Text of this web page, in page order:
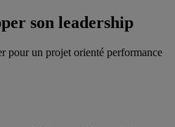
son leadership
pour un projet orienté performance